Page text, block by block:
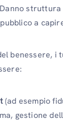
struttura
a
benessere, i
(ad esempio
gestione